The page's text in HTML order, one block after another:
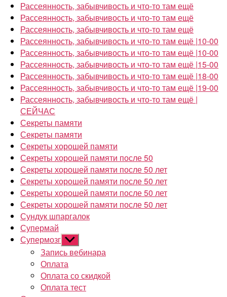
Рассеянность, забывчивость и что-то там ещё
Рассеянность, забывчивость и что-то там ещё
Рассеянность, забывчивость и что-то там ещё
Рассеянность, забывчивость и что-то там ещё |10-00
Рассеянность, забывчивость и что-то там ещё |10-00
Рассеянность, забывчивость и что-то там ещё |15-00
Рассеянность, забывчивость и что-то там ещё |18-00
Рассеянность, забывчивость и что-то там ещё |19-00
Рассеянность, забывчивость и что-то там ещё |
СЕЙЧАС
Секреты памяти
Секреты памяти
Секреты хорошей памяти
Секреты хорошей памяти после 50
Секреты хорошей памяти после 50 лет
Секреты хорошей памяти после 50 лет
Секреты хорошей памяти после 50 лет
Секреты хорошей памяти после 50 лет
Сундук шпаргалок
Супермай
Супермозг Показывать
подменю
Запись вебинара
Оплата
Оплата со скидкой
Оплата тест